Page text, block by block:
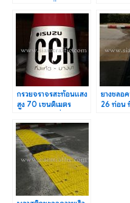
ยาว 12 เ
กรวยจราจรสะท้อนแสง
สูง 70 เซนติเมตร
บางนา
ยางชลอ
26 ท่อน